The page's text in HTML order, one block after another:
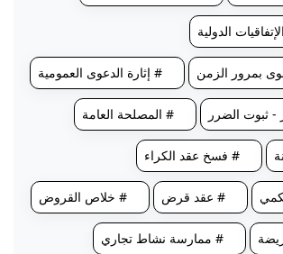
الدولية
بمرور الزمن # إثارة الدعوى العمومية
- ثبوت الضرر # المصلحة العامة
# فسخ عقد الكراء
# عقد قرض # خلاص القروض
# ممارسة نشاط تجاري